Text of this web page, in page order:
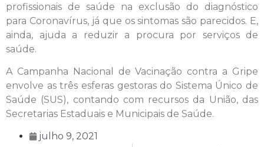
profissionais de saúde na exclusão do diagnóstico
para Coronavírus, já que os sintomas são parecidos. E,
ainda, ajuda a reduzir a procura por serviços de
saúde.
A Campanha Nacional de Vacinação contra a Gripe
envolve as três esferas gestoras do Sistema Único de
Saúde (SUS), contando com recursos da União, das
Secretarias Estaduais e Municipais de Saúde.
julho 9, 2021